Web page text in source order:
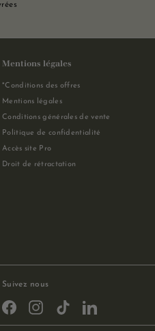
Mentions légales
*Conditions des offres
Mentions légales
Conditions générales de vente
Politique de confidentialité
Accès site Pro
Droit de rétractation
Suivez nous
FacebookInstagramTikTok LinkedIn